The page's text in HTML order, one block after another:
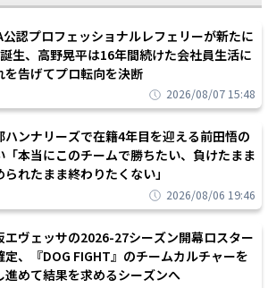
認プロフェッショナルレフェリーが新たに
生、高野晃平は16年間続けた会社員生活に
を告げてプロ転向を決断
2026/08/07 15:48
ハンナリーズで在籍4年目を迎える前田悟の
「本当にこのチームで勝ちたい、負けたまま
られたまま終わりたくない」
2026/08/06 19:46
エヴェッサの2026-27シーズン開幕ロスター
定、『DOG FIGHT』のチームカルチャーを
進めて結果を求めるシーズンへ